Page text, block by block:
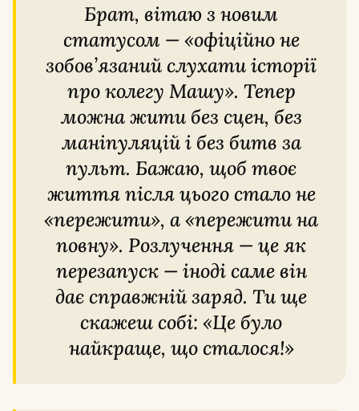
Брат, вітаю з новим
статусом — «офіційно не
зобов’язаний слухати історії
про колегу Машу». Тепер
можна жити без сцен, без
маніпуляцій і без битв за
пульт. Бажаю, щоб твоє
життя після цього стало не
«пережити», а «пережити на
повну». Розлучення — це як
перезапуск — іноді саме він
дає справжній заряд. Ти ще
скажеш собі: «Це було
найкраще, що сталося!»